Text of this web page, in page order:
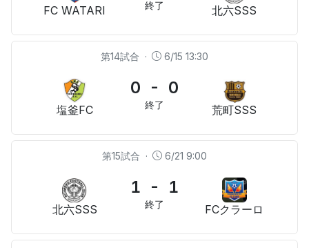
FC WATARI 終了 北六SSS
第14試合 · 6/15 13:30
塩釜FC
0 - 0
終了 荒町SSS
第15試合 · 6/21 9:00
北六SSS
1 - 1
終了 FCクラーロ